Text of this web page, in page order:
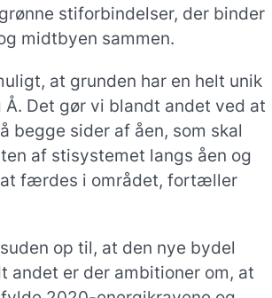
stiforbindelser, der binder
midtbyen sammen.
at grunden har en helt unik
Det gør vi blandt andet ved at
begge sider af åen, som skal
af stisystemet langs åen og
færdes i området, fortæller
op til, at den nye bydel
er der ambitioner om, at